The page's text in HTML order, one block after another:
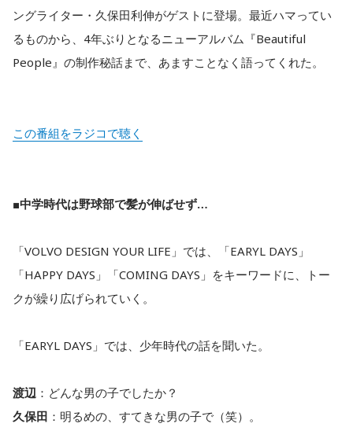
ングライター・久保田利伸がゲストに登場。最近ハマってい
るものから、4年ぶりとなるニューアルバム『Beautiful
People』の制作秘話まで、あますことなく語ってくれた。
この番組をラジコで聴く
■中学時代は野球部で髪が伸ばせず…
「VOLVO DESIGN YOUR LIFE」では、「EARYL DAYS」
「HAPPY DAYS」「COMING DAYS」をキーワードに、トー
クが繰り広げられていく。
「EARYL DAYS」では、少年時代の話を聞いた。
渡辺 ：どんな男の子でしたか？
久保田 ：明るめの、すてきな男の子で（笑）。